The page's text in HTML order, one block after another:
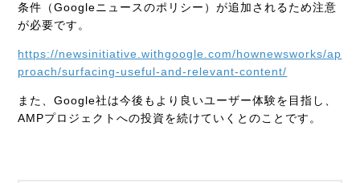
条件（Googleニュースのポリシー）が追加されるため注意
が必要です。
https://newsinitiative.withgoogle.com/hownewsworks/ap
proach/surfacing-useful-and-relevant-content/
また、Google社は今後もより良いユーザー体験を目指し、
AMPプロジェクトへの投資を続けていくとのことです。